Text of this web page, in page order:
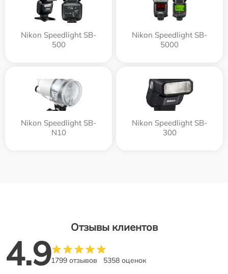
Nikon Speedlight SB-
500
Nikon Speedlight SB-
5000
Nikon Speedlight SB-
N10
Nikon Speedlight SB-
300
Отзывы клиентов
4.91799 отзывов 5358 оценок